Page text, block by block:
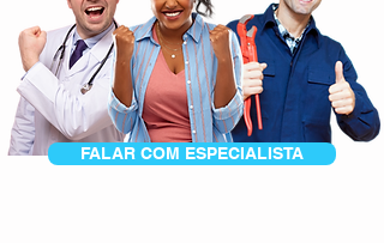
FALAR COM ESPECIALISTA